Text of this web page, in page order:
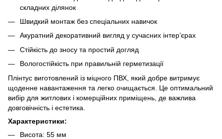
складних ділянок
Швидкий монтаж без спеціальних навичок
Акуратний декоративний вигляд у сучасних інтер’єрах
Стійкість до зносу та простий догляд
Вологостійкість при правильній герметизації
Плінтус виготовлений із міцного ПВХ, який добре витримує
щоденне навантаження та легко очищається. Це оптимальний
вибір для житлових і комерційних приміщень, де важлива
довговічність і естетика.
Характеристики:
Висота: 55 мм